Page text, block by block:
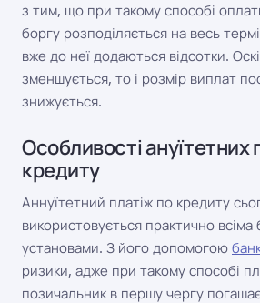
з тим, що при такому способі
боргу розподіляється на весь
вже до неї додаються відсотки.
зменшується, то і розмір виплат
знижується.
Особливості ануїтетних
кредиту
Аннуїтетний платіж по кредиту
використовується практично всіма
установами. З його допомогою
ризики, адже при такому способі
позичальник в першу чергу